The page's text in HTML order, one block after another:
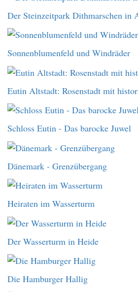
Der Steinzeitpark Dithmarschen in
Sonnenblumenfeld und Windräder
Eutin Altstadt: Rosenstadt mit
Schloss Eutin - Das barocke Juwel
Dänemark - Grenzübergang
Heiraten im Wasserturm
Der Wasserturm in Heide
Die Hamburger Hallig